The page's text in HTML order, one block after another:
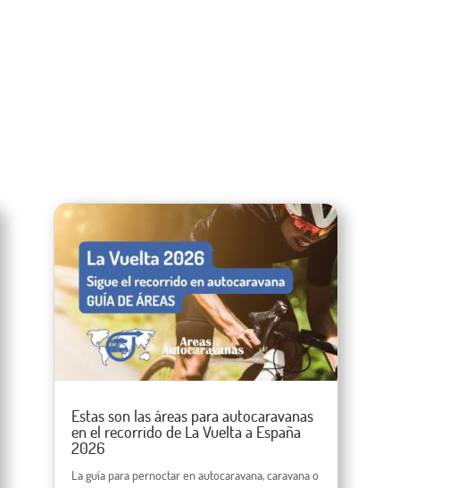
Estas son las áreas para autocaravanas
en el recorrido de La Vuelta a España
2026
La guía para pernoctar en autocaravana, caravana o